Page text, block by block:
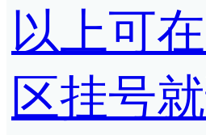
以上可
区挂号